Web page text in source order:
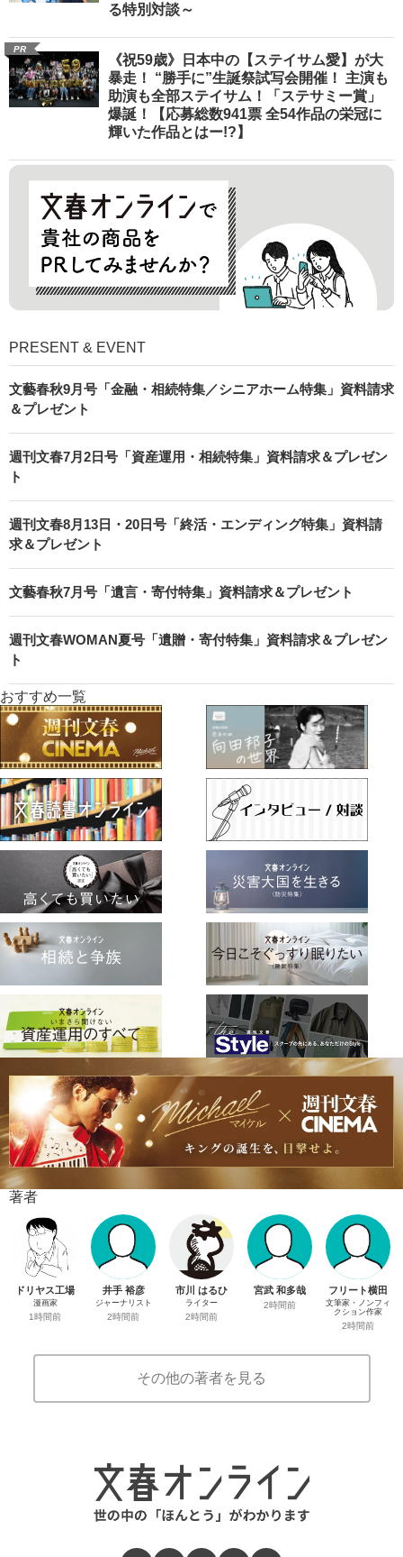
る特別対談～
PR
《祝59歳》日本中の【ステイサム愛】が大
暴走！ “勝手に”生誕祭試写会開催！ 主演も
助演も全部ステイサム！「ステサミー賞」
爆誕！【応募総数941票 全54作品の栄冠に
輝いた作品とはー!?】
PRESENT & EVENT
文藝春秋9月号「金融・相続特集／シニアホーム特集」資料請求
＆プレゼント
週刊文春7月2日号「資産運用・相続特集」資料請求＆プレゼン
ト
週刊文春8月13日・20日号「終活・エンディング特集」資料請
求＆プレゼント
文藝春秋7月号「遺言・寄付特集」資料請求＆プレゼント
週刊文春WOMAN夏号「遺贈・寄付特集」資料請求＆プレゼン
ト
おすすめ一覧
著者
ドリヤス工場
漫画家
1時間前
井手 裕彦
ジャーナリスト
2時間前
市川 はるひ
ライター
2時間前
宮武 和多哉
2時間前
フリート横田
文筆家・ノンフィ
クション作家
2時間前
その他の著者を見る